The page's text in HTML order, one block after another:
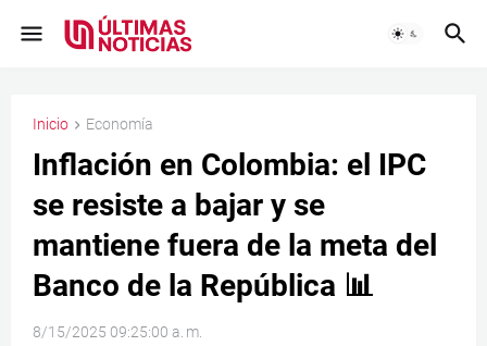
Inicio Economía
Inflación en Colombia: el IPC
se resiste a bajar y se
mantiene fuera de la meta del
Banco de la República 📊
8/15/2025 09:25:00 a. m.